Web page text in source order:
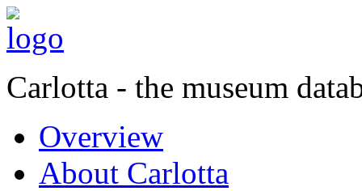
Carlotta - the museum
Overview
About Carlotta